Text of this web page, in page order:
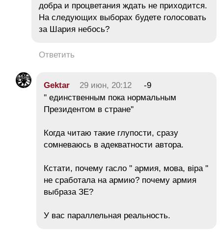
добра и процветания ждать не приходится.
На следующих выборах будете голосовать
за Шария небось?
Ответить
Gektar 29 июн, 20:12
-9
'' единственным пока нормальным
Президентом в стране''
Когда читаю такие глупости, сразу
сомневаюсь в адекватности автора.
Кстати, почему гасло '' армия, мова, вiра ''
не сработала на армию? почему армия
выбраза ЗЕ?
У вас параллельная реальность.